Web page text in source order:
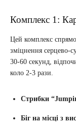
Комплекс 1:
Цей комплекс
зміцнення серцево-
30-60 секунд,
коло 2-3 рази.
Стрибки
Біг на місці з